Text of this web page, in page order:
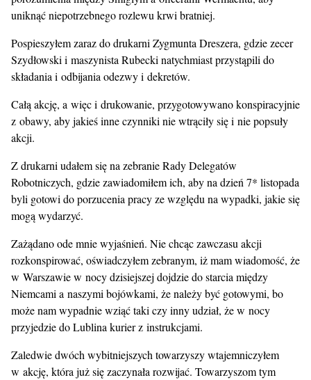
uniknąć niepotrzebnego rozlewu krwi bratniej.
Pospieszyłem zaraz do drukarni Zygmunta Dreszera, gdzie zecer
Szydłowski i maszynista Rubecki natychmiast przystąpili do
składania i odbijania odezwy i dekretów.
Całą akcję, a więc i drukowanie, przygotowywano konspiracyjnie
z obawy, aby jakieś inne czynniki nie wtrąciły się i nie popsuły
akcji.
Z drukarni udałem się na zebranie Rady Delegatów
Robotniczych, gdzie zawiadomiłem ich, aby na dzień 7* listopada
byli gotowi do porzucenia pracy ze względu na wypadki, jakie się
mogą wydarzyć.
Zażądano ode mnie wyjaśnień. Nie chcąc zawczasu akcji
rozkonspirować, oświadczyłem zebranym, iż mam wiadomość, że
w Warszawie w nocy dzisiejszej dojdzie do starcia między
Niemcami a naszymi bojówkami, że należy być gotowymi, bo
może nam wypadnie wziąć taki czy inny udział, że w nocy
przyjedzie do Lublina kurier z instrukcjami.
Zaledwie dwóch wybitniejszych towarzyszy wtajemniczyłem
w akcję, która już się zaczynała rozwijać. Towarzyszom tym